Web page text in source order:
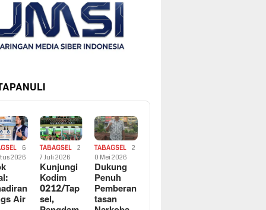
6
2026
Air
TABAGSEL
2
7 Juli 2026
Kunjungi
Kodim
0212/Tap
sel,
TABAGSEL
2
0 Mei 2026
Dukung
Penuh
Pemberan
tasan